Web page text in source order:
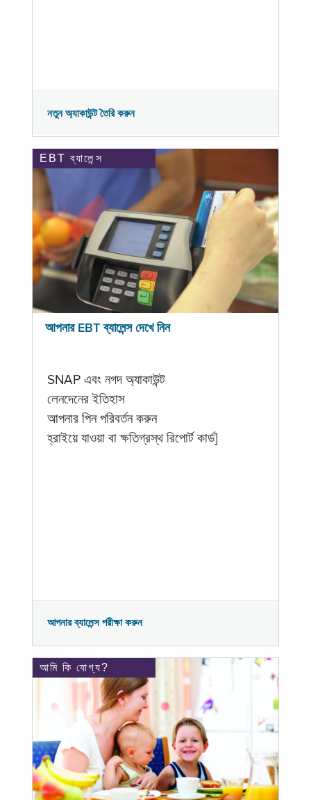
নতুন অ্যাকাউন্ট তৈরি করুন
EBT ব্যালেন্স
আপনার EBT ব্যালেন্স দেখে নিন
SNAP এবং নগদ অ্যাকাউন্ট
লেনদেনের ইতিহাস
আপনার পিন পরিবর্তন করুন
হ্রাইয়ে যাওয়া বা ক্ষতিগ্রস্থ রিপোর্ট কার্ড]
আপনার ব্যালেন্স পরীক্ষা করুন
আমি কি যোগ্য?